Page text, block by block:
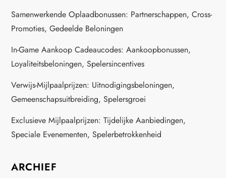
Samenwerkende Oplaadbonussen: Partnerschappen, Cross-
Promoties, Gedeelde Beloningen
In-Game Aankoop Cadeaucodes: Aankoopbonussen,
Loyaliteitsbeloningen, Spelersincentives
Verwijs-Mijlpaalprijzen: Uitnodigingsbeloningen,
Gemeenschapsuitbreiding, Spelersgroei
Exclusieve Mijlpaalprijzen: Tijdelijke Aanbiedingen,
Speciale Evenementen, Spelerbetrokkenheid
ARCHIEF